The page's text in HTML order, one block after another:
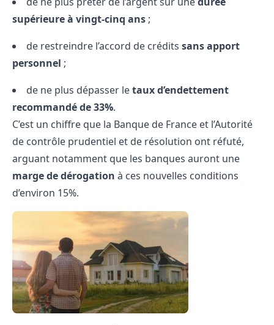
supérieure à vingt-cinq ans ;
de restreindre l’accord de crédits sans apport
personnel ;
de ne plus dépasser letaux d’endettement
recommandé de 33%.
C’est un chiffre que la Banque de France et l’Autorité
de contrôle prudentiel et de résolution ont réfuté,
arguant notamment que les banques auront une
marge de dérogation à ces nouvelles conditions
d’environ 15%.